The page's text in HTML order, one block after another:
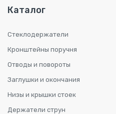
Каталог
Стеклодержатели
Кронштейны поручня
Отводы и повороты
Заглушки и окончания
Низы и крышки стоек
Держатели струн